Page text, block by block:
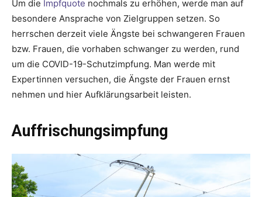
Um die Impfquote nochmals zu erhöhen, werde man auf
besondere Ansprache von Zielgruppen setzen. So
herrschen derzeit viele Ängste bei schwangeren Frauen
bzw. Frauen, die vorhaben schwanger zu werden, rund
um die COVID-19-Schutzimpfung. Man werde mit
Expertinnen versuchen, die Ängste der Frauen ernst
nehmen und hier Aufklärungsarbeit leisten.
Auffrischungsimpfung